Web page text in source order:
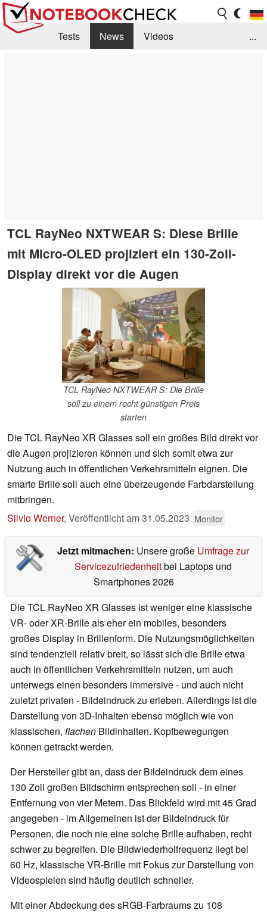
Tests News
Videos
...
TCL RayNeo NXTWEAR S: Diese Brille
mit Micro-OLED projiziert ein 130-Zoll-
Display direkt vor die Augen
TCL RayNeo NXTWEAR S: Die Brille
soll zu einem recht günstigen Preis
starten
Die TCL RayNeo XR Glasses soll ein großes Bild direkt vor
die Augen projizieren können und sich somit etwa zur
Nutzung auch in öffentlichen Verkehrsmitteln eignen. Die
smarte Brille soll auch eine überzeugende Farbdarstellung
mitbringen.
Silvio Werner, Veröffentlicht am31.05.2023 Monitor
Jetzt mitmachen: Unsere große Umfrage zur
Servicezufriedenheitbei Laptops und
Smartphones 2026
Die TCL RayNeo XR Glasses ist weniger eine klassische
VR- oder XR-Brille als eher ein mobiles, besonders
großes Display in Brillenform. Die Nutzungsmöglichkeiten
sind tendenziell relativ breit, so lässt sich die Brille etwa
auch in öffentlichen Verkehrsmitteln nutzen, um auch
unterwegs einen besonders immersive - und auch nicht
zuletzt privaten - Bildeindruck zu erleben. Allerdings ist die
Darstellung von 3D-Inhalten ebenso möglich wie von
klassischen, flachen Bildinhalten. Kopfbewegungen
können getrackt werden.
Der Hersteller gibt an, dass der Bildeindruck dem eines
130 Zoll großen Bildschirm entsprechen soll - in einer
Entfernung von vier Metern. Das Blickfeld wird mit 45 Grad
angegeben - im Allgemeinen ist der Bildeindruck für
Personen, die noch nie eine solche Brille aufhaben, recht
schwer zu begreifen. Die Bildwiederholfrequenz liegt bei
60 Hz, klassische VR-Brille mit Fokus zur Darstellung von
Videospielen sind häufig deutlich schneller.
Mit einer Abdeckung des sRGB-Farbraums zu 108